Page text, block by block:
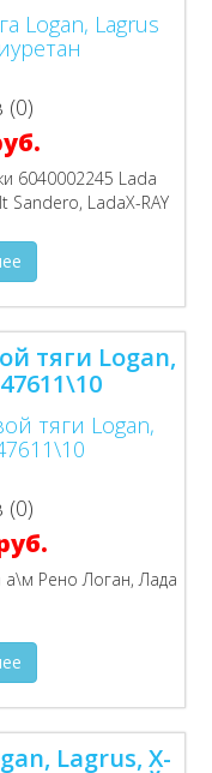
6040002245 Lada
Sandero, LadaX-RAY
тяги Logan,
а\м Рено Логан, Лада
Lagrus, Х-